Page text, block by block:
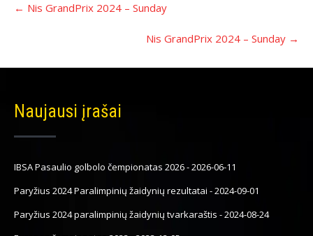
navigacija
← Nis GrandPrix 2024 – Sunday
Nis GrandPrix 2024 – Sunday →
Naujausi įrašai
IBSA Pasaulio golbolo čempionatas 2026-2026-06-11
Paryžius 2024 Paralimpinių žaidynių rezultatai -2024-09-01
Paryžius 2024 paralimpinių žaidynių tvarkaraštis -2024-08-24